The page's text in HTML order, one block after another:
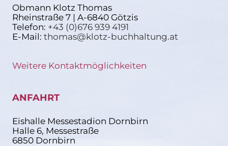
Obmann Klotz Thomas
Rheinstraße 7 | A-6840 Götzis
Telefon: +43 (0)676 939 4191
E-Mail: thomas@klotz-buchhaltung.at
Weitere Kontaktmöglichkeiten
ANFAHRT
Eishalle Messestadion Dornbirn
Halle 6, Messestraße
6850 Dornbirn